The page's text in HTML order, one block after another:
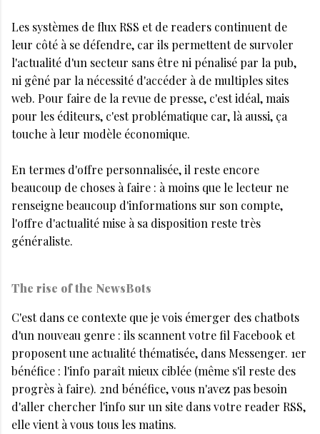
Les systèmes de flux RSS et de readers continuent de
leur côté à se défendre, car ils permettent de survoler
l'actualité d'un secteur sans être ni pénalisé par la pub,
ni gêné par la nécessité d'accéder à de multiples sites
web. Pour faire de la revue de presse, c'est idéal, mais
pour les éditeurs, c'est problématique car, là aussi, ça
touche à leur modèle économique.
En termes d'offre personnalisée, il reste encore
beaucoup de choses à faire : à moins que le lecteur ne
renseigne beaucoup d'informations sur son compte,
l'offre d'actualité mise à sa disposition reste très
généraliste.
The rise of the NewsBots
C'est dans ce contexte que je vois émerger des chatbots
d'un nouveau genre : ils scannent votre fil Facebook et
proposent une actualité thématisée, dans Messenger. 1er
bénéfice : l'info paraît mieux ciblée (même s'il reste des
progrès à faire). 2nd bénéfice, vous n'avez pas besoin
d'aller chercher l'info sur un site dans votre reader RSS,
elle vient à vous tous les matins.